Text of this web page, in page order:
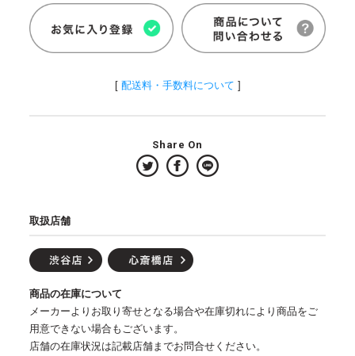
[ 配送料・手数料について ]
Share On
取扱店舗
商品の在庫について
メーカーよりお取り寄せとなる場合や在庫切れにより商品をご
用意できない場合もございます。
店舗の在庫状況は記載店舗までお問合せください。